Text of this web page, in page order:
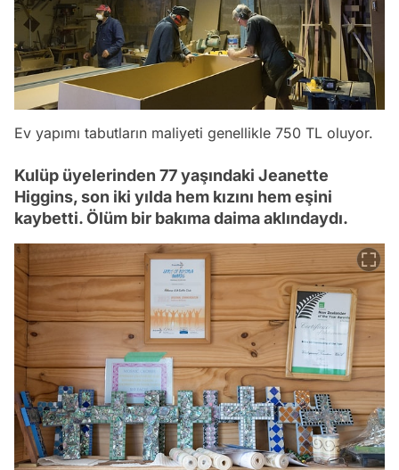
Ev yapımı tabutların maliyeti genellikle 750 TL oluyor.
Kulüp üyelerinden 77 yaşındaki Jeanette
Higgins, son iki yılda hem kızını hem eşini
kaybetti. Ölüm bir bakıma daima aklındaydı.